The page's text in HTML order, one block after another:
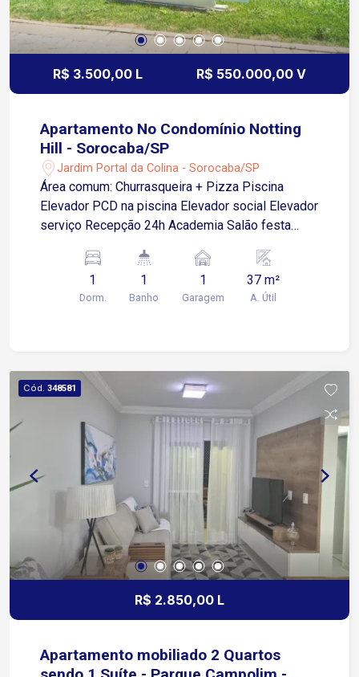
R$ 3.500,00 L R$ 550.000,00 V
Apartamento No Condomínio Notting
Hill - Sorocaba/SP
Jardim Portal da Colina - Sorocaba/SP
Área comum: Churrasqueira + Pizza Piscina
Elevador PCD na piscina Elevador social Elevador
serviço Recepção 24h Academia Salão festa
comuns Portaria 24hrs Portão garagem facial
Água e gás encanados Apto: Ar cond smart 12 mil
BTU TV smart 50? Geladeira Filtro Microondas
1
Dorm.
1
Banho
1
Garagem
37 m²
A. Útil
Cód. 348581
R$ 2.850,00 L
Apartamento mobiliado 2 Quartos